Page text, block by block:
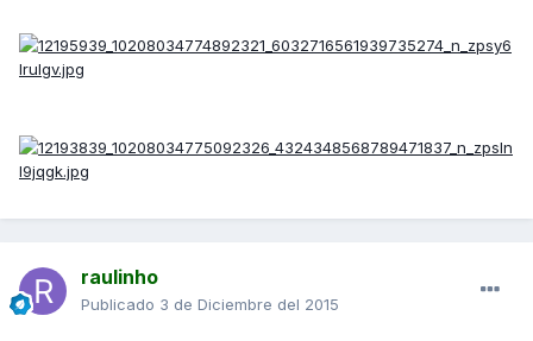
raulinho
Publicado 3 de Diciembre del 2015